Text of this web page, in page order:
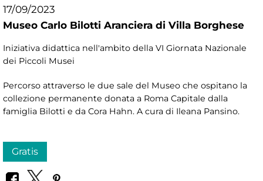
17/09/2023
Museo Carlo Bilotti Aranciera di Villa Borghese
Iniziativa didattica nell'ambito della VI Giornata Nazionale
dei Piccoli Musei
Percorso attraverso le due sale del Museo che ospitano la
collezione permanente donata a Roma Capitale dalla
famiglia Bilotti e da Cora Hahn. A cura di Ileana Pansino.
Gratis